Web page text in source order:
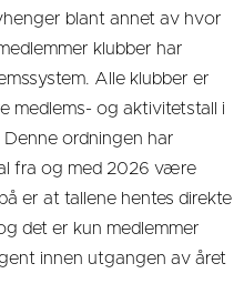
blant annet av hvor
klubber har
Alle klubber er
medlems- og aktivitetstall i
ordningen har
fra og med 2026 være
er at tallene hentes direkte
det er kun medlemmer
innen utgangen av året